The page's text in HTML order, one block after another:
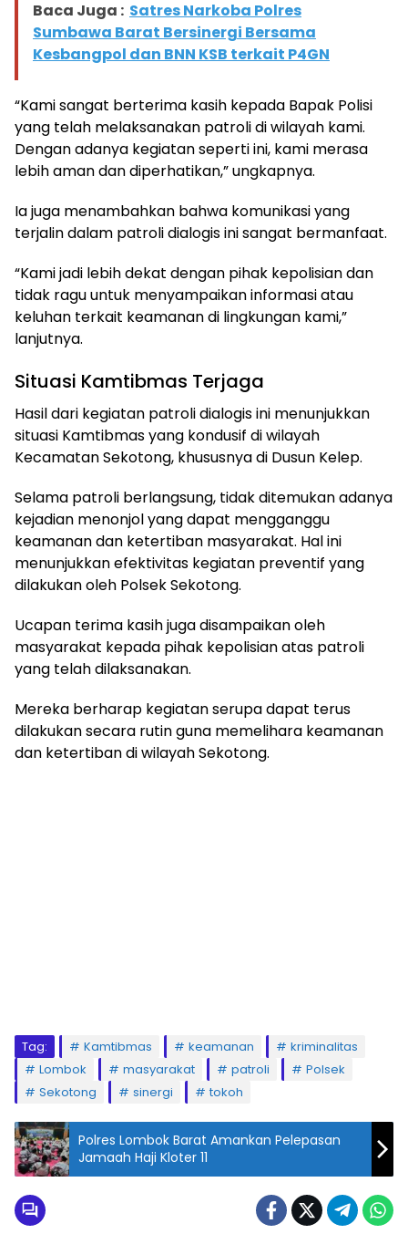
Baca Juga : Satres Narkoba Polres
Sumbawa Barat Bersinergi Bersama
Kesbangpol dan BNN KSB terkait P4GN
“Kami sangat berterima kasih kepada Bapak Polisi
yang telah melaksanakan patroli di wilayah kami.
Dengan adanya kegiatan seperti ini, kami merasa
lebih aman dan diperhatikan,” ungkapnya.
Ia juga menambahkan bahwa komunikasi yang
terjalin dalam patroli dialogis ini sangat bermanfaat.
“Kami jadi lebih dekat dengan pihak kepolisian dan
tidak ragu untuk menyampaikan informasi atau
keluhan terkait keamanan di lingkungan kami,”
lanjutnya.
Situasi Kamtibmas Terjaga
Hasil dari kegiatan patroli dialogis ini menunjukkan
situasi Kamtibmas yang kondusif di wilayah
Kecamatan Sekotong, khususnya di Dusun Kelep.
Selama patroli berlangsung, tidak ditemukan adanya
kejadian menonjol yang dapat mengganggu
keamanan dan ketertiban masyarakat. Hal ini
menunjukkan efektivitas kegiatan preventif yang
dilakukan oleh Polsek Sekotong.
Ucapan terima kasih juga disampaikan oleh
masyarakat kepada pihak kepolisian atas patroli
yang telah dilaksanakan.
Mereka berharap kegiatan serupa dapat terus
dilakukan secara rutin guna memelihara keamanan
dan ketertiban di wilayah Sekotong.
Tag: Kamtibmas keamanan
kriminalitas
Lombok
masyarakat patroli
Polsek
Sekotong
sinergi tokoh
Polres Lombok Barat Amankan Pelepasan
Jamaah Haji Kloter 11